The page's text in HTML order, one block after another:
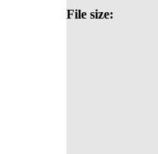
File size: